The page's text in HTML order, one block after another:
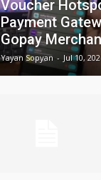
Voucher
Payment
Gopay Merchan
Yayan Sopyan - Jul 10,